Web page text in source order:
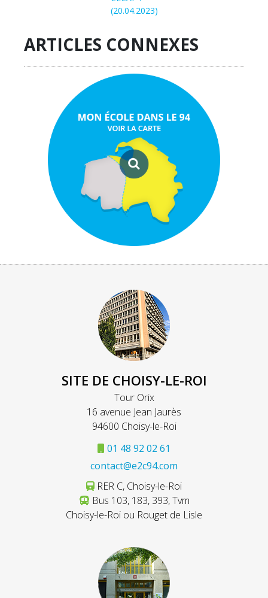
(20.04.2023)
ARTICLES CONNEXES
SITE DE CHOISY-LE-ROI
Tour Orix
16 avenue Jean Jaurès
94600 Choisy-le-Roi
01 48 92 02 61
contact@e2c94.com
RER C, Choisy-le-Roi
Bus 103, 183, 393, Tvm
Choisy-le-Roi ou Rouget de Lisle